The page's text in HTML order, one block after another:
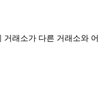
래소가 다른 거래소와 어